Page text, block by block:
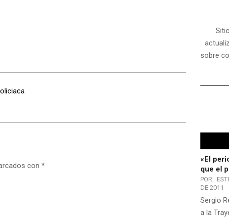
con *
sobre
«El
que el
POR:
DE 2011
Sergio
a la